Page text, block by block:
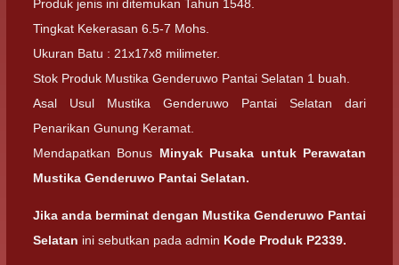
Produk jenis ini ditemukan Tahun 1548.
Tingkat Kekerasan 6.5-7 Mohs.
Ukuran Batu : 21x17x8 milimeter.
Stok Produk Mustika Genderuwo Pantai Selatan 1 buah.
Asal Usul Mustika Genderuwo Pantai Selatan dari
Penarikan Gunung Keramat.
Mendapatkan Bonus Minyak Pusaka untuk Perawatan
Mustika Genderuwo Pantai Selatan.
Jika anda berminat dengan Mustika Genderuwo Pantai
Selatan ini sebutkan pada admin Kode Produk P2339.